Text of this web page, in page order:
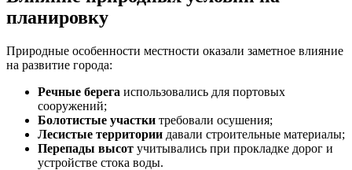
планировку
Природные особенности местности оказали заметное влияние
на развитие города:
Речные берега использовались для портовых
сооружений;
Болотистые участки требовали осушения;
Лесистые территории давали строительные материалы;
Перепады высот учитывались при прокладке дорог и
устройстве стока воды.